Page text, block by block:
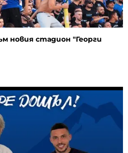
новия стадион "Георги